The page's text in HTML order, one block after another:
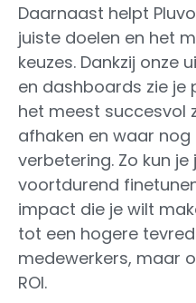
Daarnaast helpt
juiste doelen en het
keuzes. Dankzij onze
en dashboards zie je
het meest succesvol
afhaken en waar
verbetering. Zo kun
voortdurend
impact die je wilt
tot een hogere
medewerkers, maar
ROI.